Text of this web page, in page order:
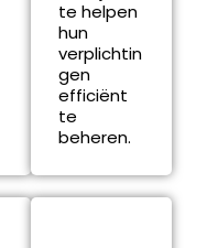
te helpen
hun
verplichtin
gen
efficiënt
te
beheren.